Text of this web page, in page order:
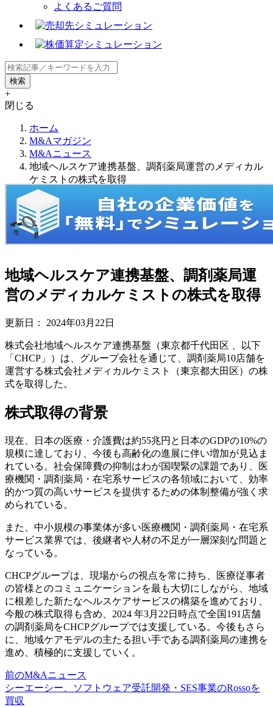
よくあるご質問
+
閉じる
ホーム
M&Aマガジン
M&Aニュース
地域ヘルスケア連携基盤、調剤薬局運営のメディカル
ケミストの株式を取得
地域ヘルスケア連携基盤、調剤薬局運
営のメディカルケミストの株式を取得
更新日： 2024年03月22日
株式会社地域ヘルスケア連携基盤（東京都千代田区 、以下
「CHCP」）は、グループ会社を通じて、調剤薬局10店舗を
運営する株式会社メディカルケミスト（東京都大田区）の株
式を取得した。
株式取得の背景
現在、日本の医療・介護費は約55兆円と日本のGDPの10%の
規模に達しており、今後も高齢化の進展に伴い増加が見込ま
れている。社会保障費の抑制はわが国喫緊の課題であり、医
療機関・調剤薬局・在宅系サービスの各領域において、効率
的かつ質の高いサービスを提供するための体制整備が強く求
められている。
また、中小規模の事業体が多い医療機関・調剤薬局・在宅系
サービス業界では、後継者や人材の不足が一層深刻な問題と
なっている。
CHCPグループは、現場からの視点を常に持ち、医療従事者
の皆様とのコミュニケーションを最も大切にしながら、地域
に根差した新たなヘルスケアサービスの構築を進めており、
今般の株式取得も含め、2024 年3月22日時点で全国191店舗
の調剤薬局をCHCPグループでは支援している。今後もさら
に、地域ケアモデルの主たる担い手である調剤薬局の連携を
進め、積極的に支援していく。
前のM&Aニュース
シーエーシー、ソフトウェア受託開発・SES事業のRossoを
買収